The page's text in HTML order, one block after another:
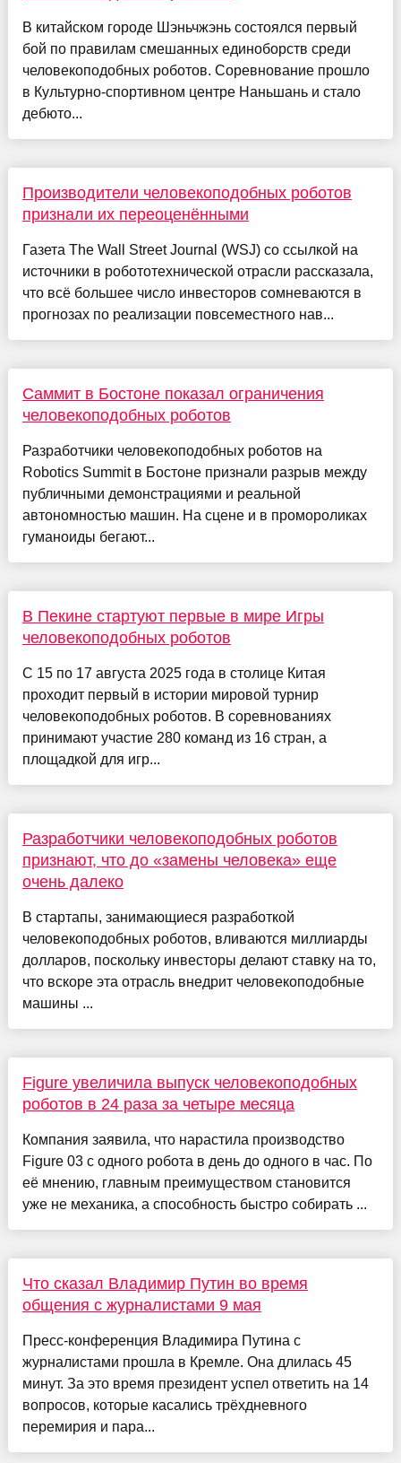
В китайском городе Шэньчжэнь состоялся первый
бой по правилам смешанных единоборств среди
человекоподобных роботов. Соревнование прошло
в Культурно-спортивном центре Наньшань и стало
дебюто...
Производители человекоподобных роботов
признали их переоценёнными
Газета The Wall Street Journal (WSJ) со ссылкой на
источники в робототехнической отрасли рассказала,
что всё большее число инвесторов сомневаются в
прогнозах по реализации повсеместного нав...
Саммит в Бостоне показал ограничения
человекоподобных роботов
Разработчики человекоподобных роботов на
Robotics Summit в Бостоне признали разрыв между
публичными демонстрациями и реальной
автономностью машин. На сцене и в промороликах
гуманоиды бегают...
В Пекине стартуют первые в мире Игры
человекоподобных роботов
С 15 по 17 августа 2025 года в столице Китая
проходит первый в истории мировой турнир
человекоподобных роботов. В соревнованиях
принимают участие 280 команд из 16 стран, а
площадкой для игр...
Разработчики человекоподобных роботов
признают, что до «замены человека» еще
очень далеко
В стартапы, занимающиеся разработкой
человекоподобных роботов, вливаются миллиарды
долларов, поскольку инвесторы делают ставку на то,
что вскоре эта отрасль внедрит человекоподобные
машины ...
Figure увеличила выпуск человекоподобных
роботов в 24 раза за четыре месяца
Компания заявила, что нарастила производство
Figure 03 с одного робота в день до одного в час. По
её мнению, главным преимуществом становится
уже не механика, а способность быстро собирать ...
Что сказал Владимир Путин во время
общения с журналистами 9 мая
Пресс-конференция Владимира Путина с
журналистами прошла в Кремле. Она длилась 45
минут. За это время президент успел ответить на 14
вопросов, которые касались трёхдневного
перемирия и пара...